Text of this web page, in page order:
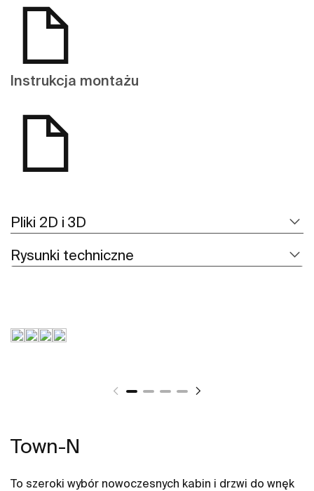
Instrukcja montażu
Pliki 2D i 3D
Rysunki techniczne
Town-N
To szeroki wybór nowoczesnych kabin i drzwi do wnęk